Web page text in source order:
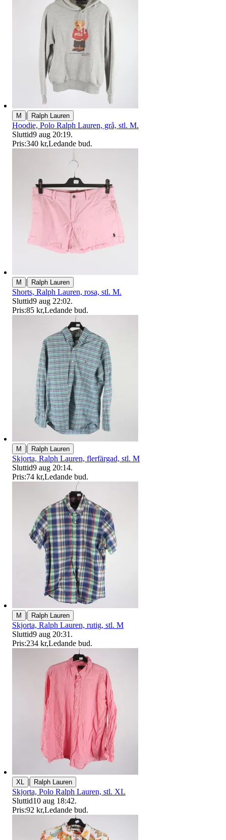
M | Ralph Lauren
Hoodie, Polo Ralph Lauren, grå, stl. M.
Sluttid9 aug 20:19.
Pris:340 kr,Ledande bud.
M | Ralph Lauren
Shorts, Ralph Lauren, rosa, stl. M.
Sluttid9 aug 22:02.
Pris:85 kr,Ledande bud.
M | Ralph Lauren
Skjorta, Ralph Lauren, flerfärgad, stl. M
Sluttid9 aug 20:14.
Pris:74 kr,Ledande bud.
M | Ralph Lauren
Skjorta, Ralph Lauren, rutig, stl. M
Sluttid9 aug 20:31 .
Pris:234 kr,Ledande bud.
XL | Ralph Lauren
Skjorta, Polo Ralph Lauren, stl. XL
Sluttid10 aug 18:42.
Pris:92 kr,Ledande bud.